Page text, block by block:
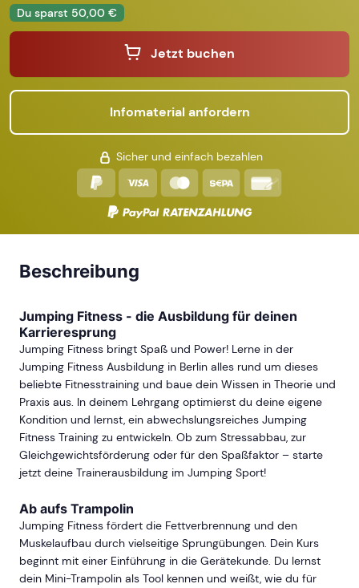
Du sparst 50,00 €
Jetzt buchen
Infomaterial anfordern
Sicher und einfach bezahlen
Beschreibung
Jumping Fitness - die Ausbildung für deinen
Karrieresprung
Jumping Fitness bringt Spaß und Power! Lerne in der
Jumping Fitness Ausbildung in Berlin alles rund um dieses
beliebte Fitnesstraining und baue dein Wissen in Theorie und
Praxis aus. In deinem Lehrgang optimierst du deine eigene
Kondition und lernst, ein abwechslungsreiches Jumping
Fitness Training zu entwickeln. Ob zum Stressabbau, zur
Gleichgewichtsförderung oder für den Spaßfaktor – starte
jetzt deine Trainerausbildung im Jumping Sport!
Ab aufs Trampolin
Jumping Fitness fördert die Fettverbrennung und den
Muskelaufbau durch vielseitige Sprungübungen. Dein Kurs
beginnt mit einer Einführung in die Gerätekunde. Du lernst
dein Mini-Trampolin als Tool kennen und weißt, wie du für